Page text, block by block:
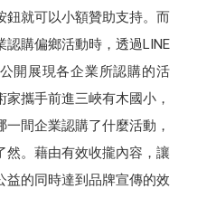
鈕就可以小額贊助支持。而
購偏鄉活動時，透過LINE
開展現各企業所認購的活
攜手前進三峽有木國小，
一間企業認購了什麼活動，
然。藉由有效收攏內容，讓
益的同時達到品牌宣傳的效